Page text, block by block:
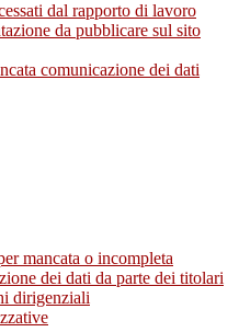
dal rapporto di lavoro
da pubblicare sul sito
comunicazione dei dati
mancata o incompleta
dei dati da parte dei titolari
dirigenziali